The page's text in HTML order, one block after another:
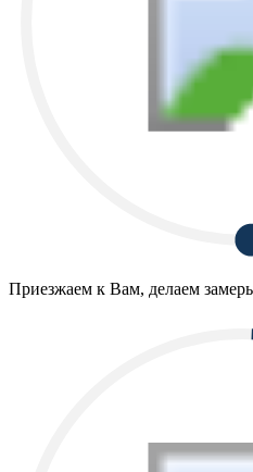
Приезжаем к Вам, делаем